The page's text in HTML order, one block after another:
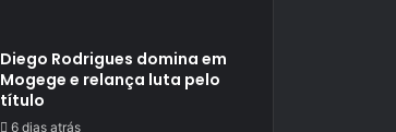
Diego Rodrigues domina em
Mogege e relança luta pelo
título
6 dias atrás